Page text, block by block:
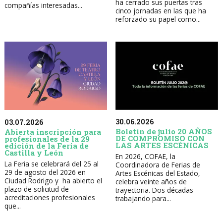
compañías interesadas...
ha cerrado sus puertas tras
cinco jornadas en las que ha
reforzado su papel como...
03.07.2026
Abierta inscripción para
profesionales de la 29
edición de la Feria de
Castilla y León
La Feria se celebrará del 25 al
29 de agosto del 2026 en
Ciudad Rodrigo y ha abierto el
plazo de solicitud de
acreditaciones profesionales
que...
30.06.2026
Boletín de julio 20 AÑOS
DE COMPROMISO CON
LAS ARTES ESCÉNICAS
En 2026, COFAE, la
Coordinadora de Ferias de
Artes Escénicas del Estado,
celebra veinte años de
trayectoria. Dos décadas
trabajando para...